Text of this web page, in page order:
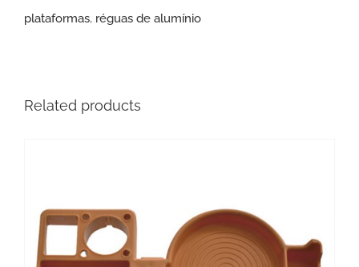
plataformas, réguas de alumínio
Related products